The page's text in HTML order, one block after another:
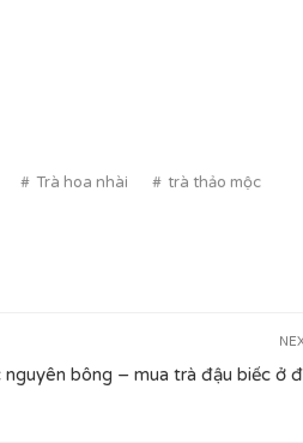
Trà hoa nhài trà thảo mộc
nguyên bông – mua trà đậu biếc ở